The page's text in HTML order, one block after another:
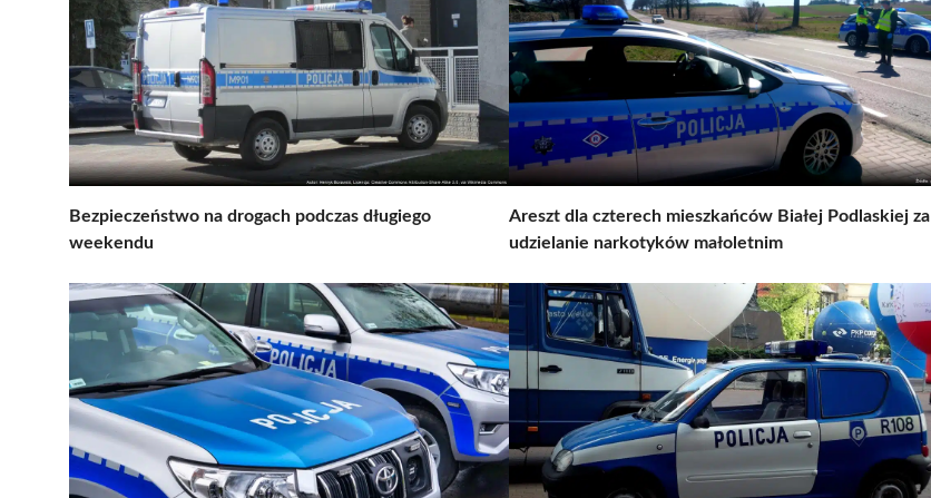
Bezpieczeństwo na drogach podczas długiego
weekendu
Areszt dla czterech mieszkańców Białej Podlaskiej za
udzielanie narkotyków małoletnim